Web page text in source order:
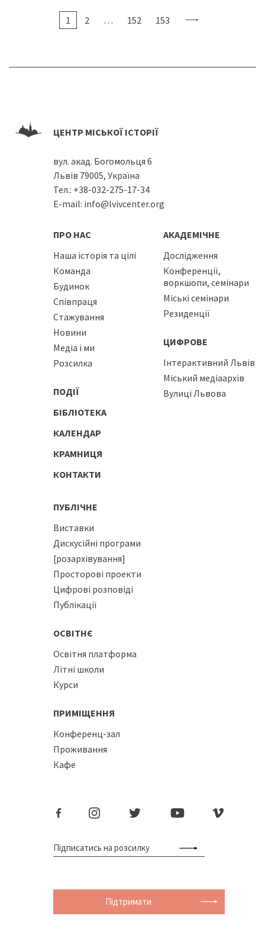
1 2 … 152 153
ЦЕНТР МІСЬКОЇ ІСТОРІЇ
вул. акад. Богомольця 6
Львів 79005, Україна
Тел.: +38-032-275-17-34
E-mail: info@lvivcenter.org
ПРО НАС
Наша історія та цілі
Команда
Будинок
Співпраця
Стажування
Новини
Медіа і ми
Розсилка
ПОДІЇ
БІБЛІОТЕКА
КАЛЕНДАР
КРАМНИЦЯ
КОНТАКТИ
АКАДЕМІЧНЕ
Дослідження
Конференції,
воркшопи, семінари
Міські семінари
Резиденції
ЦИФРОВЕ
Інтерактивний Львів
Міський медіаархів
Вулиці Львова
ПУБЛІЧНЕ
Виставки
Дискусійні програми
[розархівування]
Просторові проекти
Цифрові розповіді
Публікації
ОСВІТНЄ
Освітня платформа
Літні школи
Курси
ПРИМІЩЕННЯ
Конференц-зал
Проживання
Кафе
Підтримати